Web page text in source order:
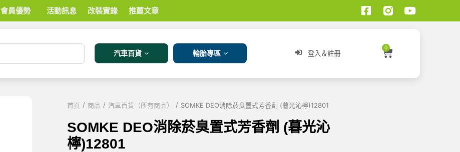
會員優勢 活動訊息 改裝實錄 推薦文章
汽車百貨 輪胎專區 登入＆註冊
0
首頁 / 商品 / 汽車百貨（所有商品） / SOMKE DEO消除菸臭置式芳香劑 (暮光沁檸)12801
SOMKE DEO消除菸臭置式芳香劑 (暮光沁
檸)12801